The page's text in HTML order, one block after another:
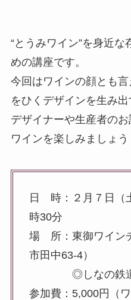
“とうみワイン”を身近
めの講座です。
今回はワインの顔とも
をひくデザインを生み出
デザイナーや生産者の
ワインを楽しみましょう
日 時：２月７日（
時30分
場 所：東御ワイン
市田中63-4）
◎しなの鉄道田
参加費：5,000円（